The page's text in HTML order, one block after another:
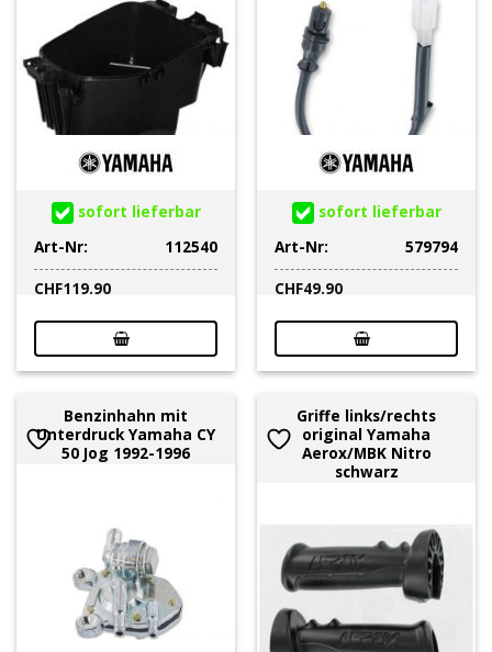
sofort lieferbar
Art-Nr:
112540
CHF119.90
sofort lieferbar
Art-Nr:
579794
CHF49.90
Benzinhahn mit
Unterdruck Yamaha CY
50 Jog 1992-1996
Griffe links/rechts
original Yamaha
Aerox/MBK Nitro
schwarz